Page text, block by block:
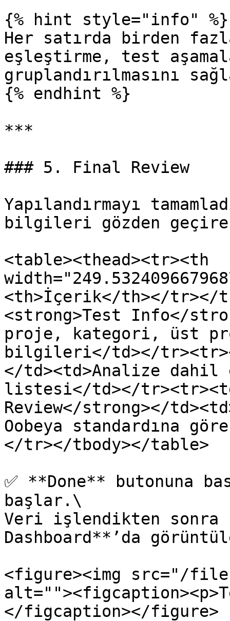
{% hint style="info" %}
Her satırda birden
eşleştirme, test
gruplandırılmasını
{% endhint %}
***
### 5. Final Review
Yapılandırmayı
bilgileri gözden
<table><thead><tr><th
<th>İçerik</th></tr></
<strong>Test Info</
proje, kategori, üst
bilgileri</td></
</td><td>Analize dahil
listesi</td></
Review</strong></
Oobeya standardına
</tr></tbody></table>
✅ **Done** butonuna
başlar.\
Veri işlendikten sonra
Dashboard**’da
<figure><img src="/
</figcaption></figure>